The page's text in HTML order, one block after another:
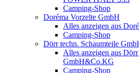
Camping-Shop
Doréma Vorzelte GmbH
Alles anzeigen aus
Camping-Shop
Dörr techn. Schaumteile
Alles anzeigen aus
GmbH&Co.KG
Camping-Shop